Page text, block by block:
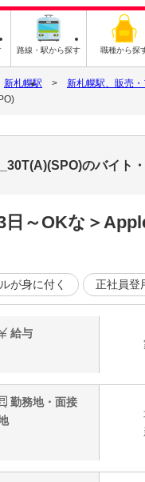
路線・駅から探す 職種から探
新札幌駅 新札幌駅、販売
のバイト
～OKな＞
が身に付く 正社員登
給与
勤務地・面接